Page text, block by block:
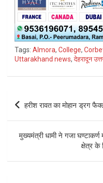
Tags: Almora, College,
Uttarakhand news, देहरादून
Post
हरीश रावत का मोहान ड्रग
मुख्यमंत्री धामी ने गजा
क्षेत्र के